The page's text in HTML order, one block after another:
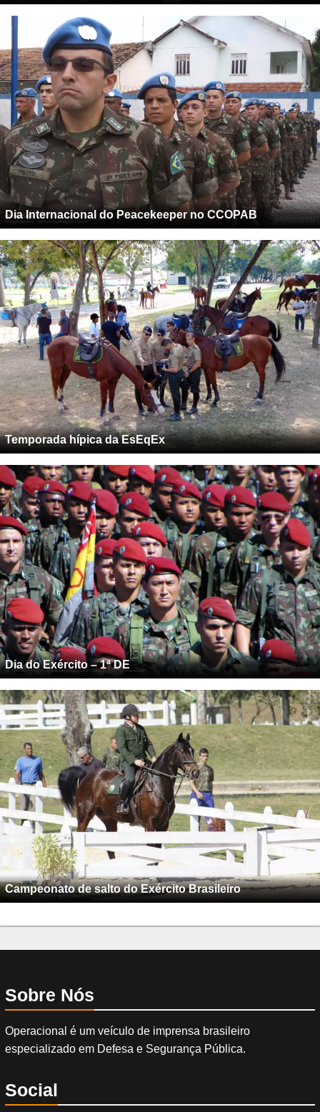
Dia Internacional do Peacekeeper no CCOPAB
Temporada hípica da EsEqEx
Dia do Exército – 1ª DE
Campeonato de salto do Exército Brasileiro
Sobre Nós
Operacional é um veículo de imprensa brasileiro
especializado em Defesa e Segurança Pública.
Social